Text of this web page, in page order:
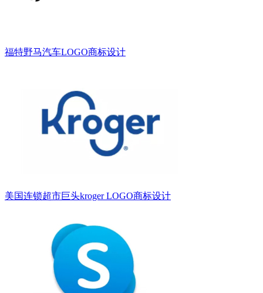
福特野马汽车LOGO商标设计
美国连锁超市巨头kroger LOGO商标设计